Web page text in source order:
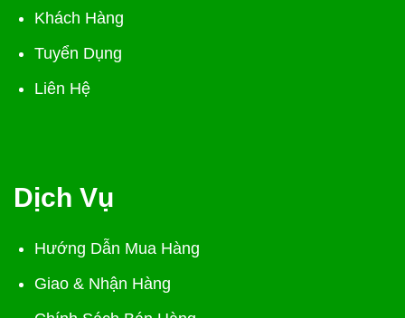
Khách Hàng
Tuyển Dụng
Liên Hệ
Dịch Vụ
Hướng Dẫn Mua Hàng
Giao & Nhận Hàng